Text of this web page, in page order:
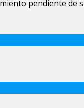
pendiente de